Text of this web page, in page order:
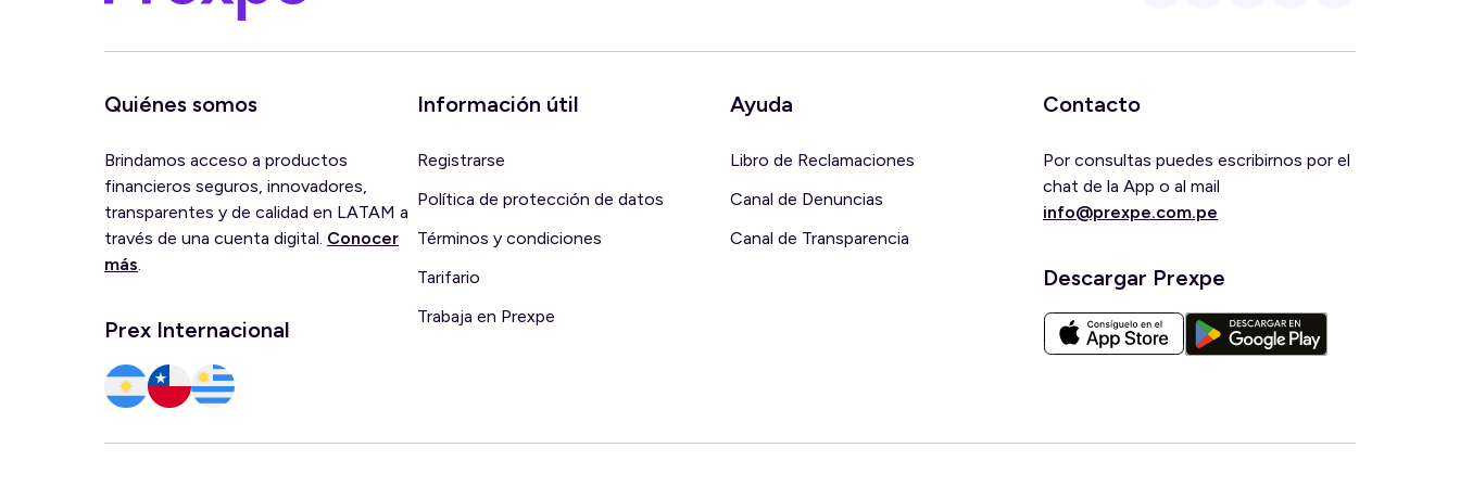
Quiénes somos
Brindamos acceso a productos
financieros seguros, innovadores,
transparentes y de calidad en LATAM a
través de una cuenta digital. Conocer
más.
Prex Internacional
Información útil
Registrarse
Política de protección de datos
Términos y condiciones
Tarifario
Trabaja en Prexpe
Ayuda
Libro de Reclamaciones
Canal de Denuncias
Canal de Transparencia
Contacto
Por consultas puedes escribirnos por el
chat de la App o al mail
info@prexpe.com.pe
Descargar Prexpe